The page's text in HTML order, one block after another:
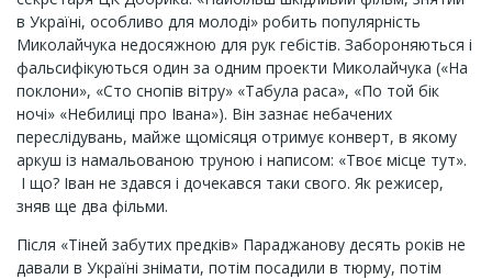
в Україні, особливо для молоді» робить популярність
Миколайчука недосяжною для рук гебістів. Забороняються і
фальсифікуються один за одним проекти Миколайчука («На
поклони», «Сто снопів вітру» «Табула раса», «По той бік
ночі» «Небилиці про Івана»). Він зазнає небачених
переслідувань, майже щомісяця отримує конверт, в якому
аркуш із намальованою труною і написом: «Твоє місце тут».
І що? Іван не здався і дочекався таки свого. Як режисер,
зняв ще два фільми.
Після «Тіней забутих предків» Параджанову десять років не
давали в Україні знімати, потім посадили в тюрму, потім